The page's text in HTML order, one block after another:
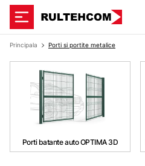
Principala Porti si portite metalice
Porti batante auto OPTIMA 3D